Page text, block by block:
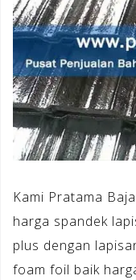
Kami Pratama
harga spandek
plus dengan
foam foil baik